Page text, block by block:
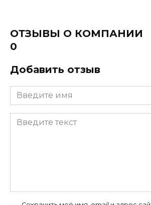
ОТЗЫВЫ О КОМПАНИИ
0
Добавить отзыв